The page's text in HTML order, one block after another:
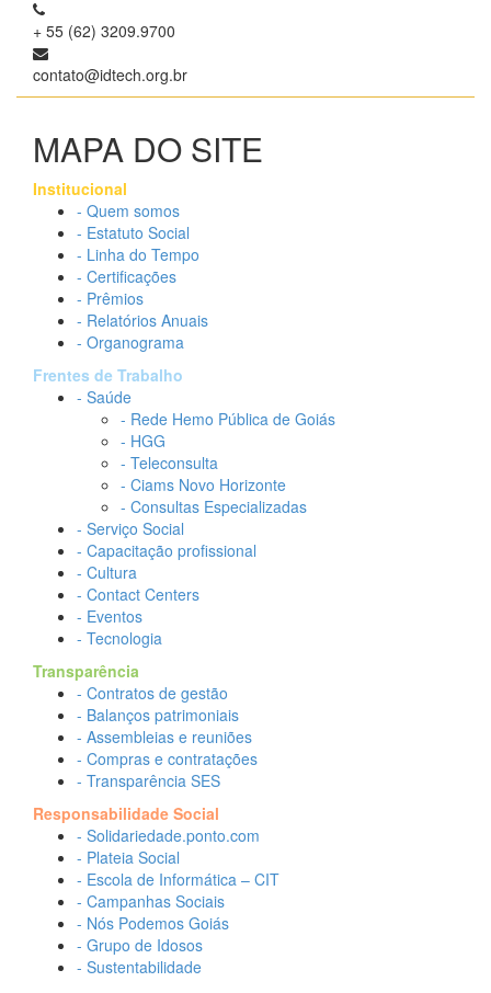
+ 55 (62) 3209.9700
contato@idtech.org.br
MAPA DO SITE
Institucional
- Quem somos
- Estatuto Social
- Linha do Tempo
- Certificações
- Prêmios
- Relatórios Anuais
- Organograma
Frentes de Trabalho
- Saúde
- Rede Hemo Pública de Goiás
- HGG
- Teleconsulta
- Ciams Novo Horizonte
- Consultas Especializadas
- Serviço Social
- Capacitação profissional
- Cultura
- Contact Centers
- Eventos
- Tecnologia
Transparência
- Contratos de gestão
- Balanços patrimoniais
- Assembleias e reuniões
- Compras e contratações
- Transparência SES
Responsabilidade Social
- Solidariedade.ponto.com
- Plateia Social
- Escola de Informática – CIT
- Campanhas Sociais
- Nós Podemos Goiás
- Grupo de Idosos
- Sustentabilidade